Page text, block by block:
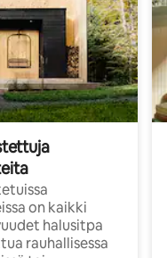
on kaikki
halusitpa
rauhallisessa